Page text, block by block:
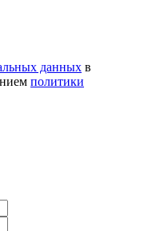
данных в
политики